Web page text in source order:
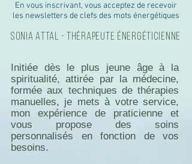
En vous inscrivant, vous acceptez de recevoir
les newsletters de clefs des mots énergétiques
Sonia Attal - Thérapeute Énergéticienne
Initiée dès le plus jeune âge à la
spiritualité, attirée par la médecine,
formée aux techniques de thérapies
manuelles, je mets à votre service,
mon expérience de praticienne et
vous propose des soins
personnalisés en fonction de vos
besoins.